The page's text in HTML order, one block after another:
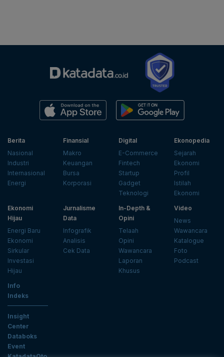
Berita
Nasional
Industri
Internasional
Energi
Finansial
Makro
Keuangan
Bursa
Korporasi
Digital
E-Commerce
Fintech
Startup
Gadget
Teknologi
Ekonopedia
Sejarah
Ekonomi
Profil
Istilah
Ekonomi
Ekonomi
Hijau
Energi Baru
Ekonomi
Sirkular
Investasi
Hijau
Jurnalisme
Data
Infografik
Analisis
Cek Data
In-Depth &
Opini
Telaah
Opini
Wawancara
Laporan
Khusus
Video
News
Wawancara
Katalogue
Foto
Podcast
Info
Indeks
Insight
Center
Databoks
Event